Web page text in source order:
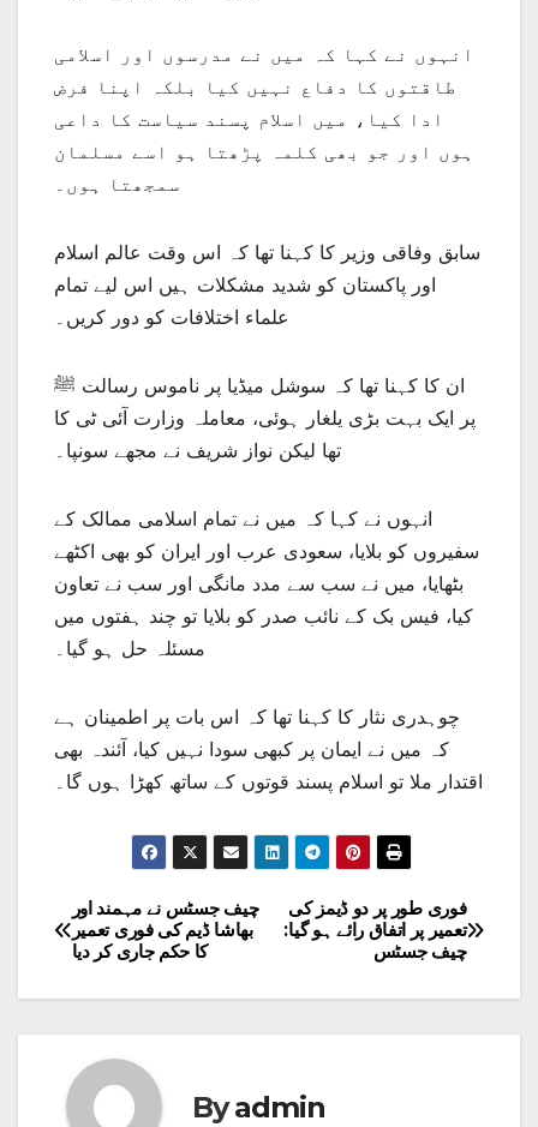
انہوں نے کہا کہ میں نے مدرسوں اور اسلامی
طاقتوں کا دفاع نہیں کیا بلکہ اپنا فرض
ادا کیا، میں اسلام پسند سیاست کا داعی
ہوں اور جو بھی کلمہ پڑھتا ہو اسے مسلمان
سمجھتا ہوں۔
سابق وفاقی وزیر کا کہنا تھا کہ اس وقت عالم اسلام
اور پاکستان کو شدید مشکلات ہیں اس لیے تمام
علماء اختلافات کو دور کریں۔
ان کا کہنا تھا کہ سوشل میڈیا پر ناموس رسالت ﷺ
پر ایک بہت بڑی یلغار ہوئی، معاملہ وزارت آئی ٹی کا
تھا لیکن نواز شریف نے مجھے سونپا۔
انہوں نے کہا کہ میں نے تمام اسلامی ممالک کے
سفیروں کو بلایا، سعودی عرب اور ایران کو بھی اکٹھے
بٹھایا، میں نے سب سے مدد مانگی اور سب نے تعاون
کیا، فیس بک کے نائب صدر کو بلایا تو چند ہفتوں میں
مسئلہ حل ہو گیا۔
چوہدری نثار کا کہنا تھا کہ اس بات پر اطمینان ہے
کہ میں نے ایمان پر کبھی سودا نہیں کیا، آئندہ بھی
اقتدار ملا تو اسلام پسند قوتوں کے ساتھ کھڑا ہوں گا۔
Post
navigation
فوری طور پر دو ڈیمز کی
تعمیر پر اتفاق رائے ہو گیا:
چیف جسٹس
چیف جسٹس نے مہمند اور
بھاشا ڈیم کی فوری تعمیر
کا حکم جاری کر دیا
Byadmin